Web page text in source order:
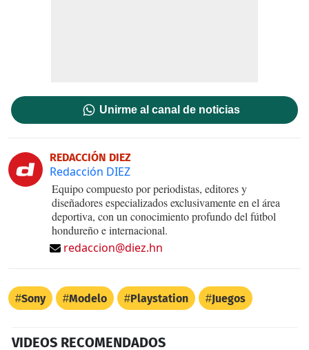
Unirme al canal de noticias
REDACCIÓN DIEZ
Redacción DIEZ
Equipo compuesto por periodistas, editores y
diseñadores especializados exclusivamente en el área
deportiva, con un conocimiento profundo del fútbol
hondureño e internacional.
redaccion@diez.hn
Sony Modelo Playstation Juegos
VIDEOS RECOMENDADOS